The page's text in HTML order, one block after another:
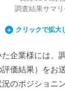
調査結果サマリ
クリックで拡大
企業様には、
価結果）をお
のポジショニ